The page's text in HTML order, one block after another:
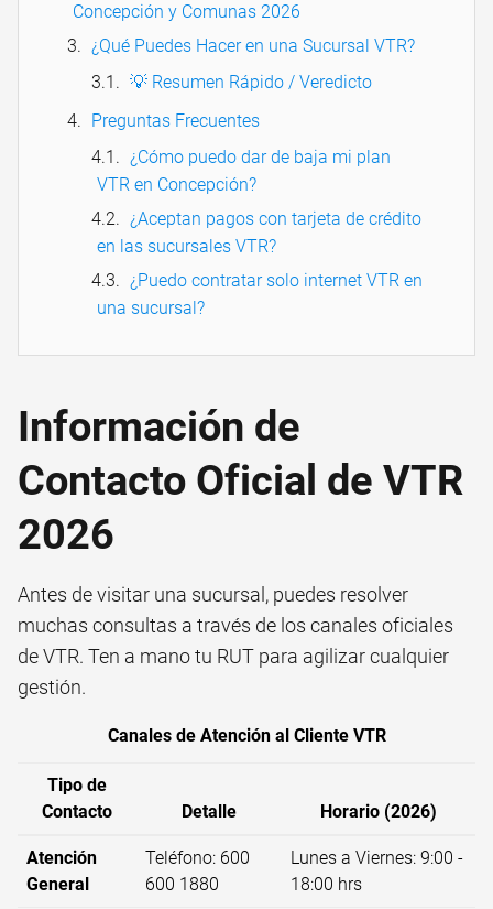
Concepción y Comunas 2026
¿Qué Puedes Hacer en una Sucursal VTR?
💡 Resumen Rápido / Veredicto
Preguntas Frecuentes
¿Cómo puedo dar de baja mi plan
VTR en Concepción?
¿Aceptan pagos con tarjeta de crédito
en las sucursales VTR?
¿Puedo contratar solo internet VTR en
una sucursal?
Información de
Contacto Oficial de VTR
2026
Antes de visitar una sucursal, puedes resolver
muchas consultas a través de los canales oficiales
de VTR. Ten a mano tu RUT para agilizar cualquier
gestión.
Canales de Atención al Cliente VTR
Tipo de
Contacto
Detalle Horario (2026)
Atención
General
Teléfono: 600
600 1880
Lunes a Viernes: 9:00 -
18:00 hrs